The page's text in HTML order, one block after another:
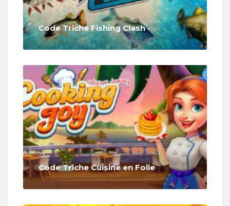
Code Triche Fishing Clash -
Code Triche Cuisine en Folie